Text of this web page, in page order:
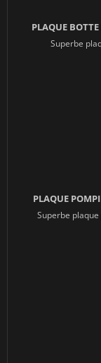
PLAQUE
Superbe
PLAQUE
Superbe